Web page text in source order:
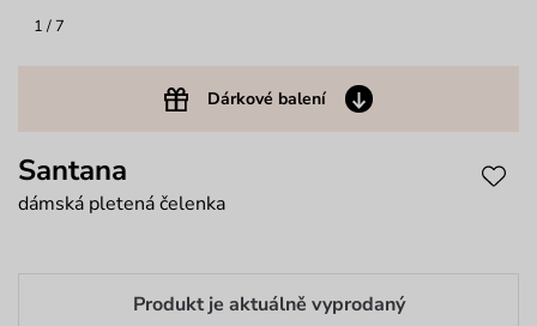
1 / 7
Dárkové balení
Santana
dámská pletená čelenka
Produkt je aktuálně vyprodaný